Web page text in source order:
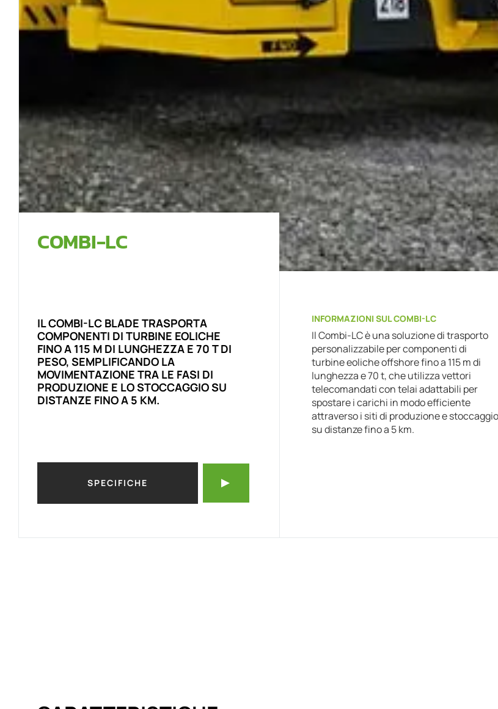
COMBI-LC
IL COMBI-LC BLADE TRASPORTA
COMPONENTI DI TURBINE EOLICHE
FINO A 115 M DI LUNGHEZZA E 70 T DI
PESO, SEMPLIFICANDO LA
MOVIMENTAZIONE TRA LE FASI DI
PRODUZIONE E LO STOCCAGGIO SU
DISTANZE FINO A 5 KM.
SPECIFICHE
INFORMAZIONI SUL COMBI-LC
Il Combi-LC è una soluzione di trasporto
personalizzabile per componenti di
turbine eoliche offshore fino a 115 m di
lunghezza e 70 t, che utilizza vettori
telecomandati con telai adattabili per
spostare i carichi in modo efficiente
attraverso i siti di produzione e stoccaggio
su distanze fino a 5 km.